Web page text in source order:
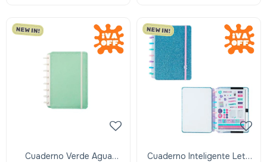
Cuaderno Verde Agua
Cuaderno Inteligente Lets